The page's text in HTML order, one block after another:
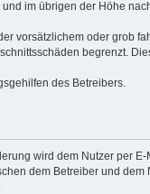
im übrigen der Höhe
vorsätzlichem oder grob
begrenzt.
des Betreibers.
wird dem Nutzer per E-
dem Betreiber und